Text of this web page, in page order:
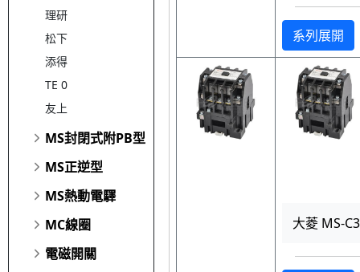
理研
松下
添得
TE 0
友上
MS封閉式附PB型
MS正逆型
MS熱動電驛
MC線圈
電磁開關
系列展開
大菱 MS-